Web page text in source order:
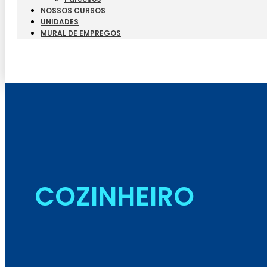
NOSSOS CURSOS
UNIDADES
MURAL DE EMPREGOS
COZINHEIRO